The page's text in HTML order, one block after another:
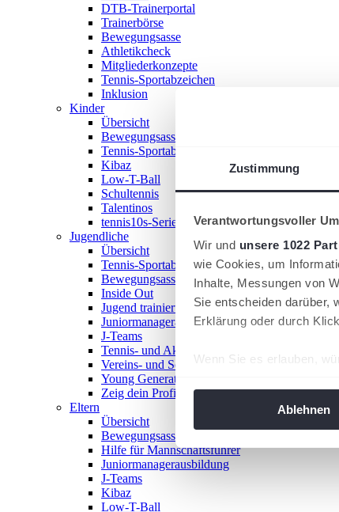
Zustimmung
Verantwortungsvoller
Wir und unsere 1022
wie Cookies, um
Inhalte, Messungen von
Sie entscheiden darüber,
Erklärung oder durch
Wenn Sie es erlauben,
Ablehnen
DTB-Trainerportal
Trainerbörse
Bewegungsasse
Athletikcheck
Mitgliederkonzepte
Tennis-Sportabzeichen
Inklusion
Kinder
Übersicht
Bewegungsasse
Tennis-Sportabzeichen
Kibaz
Low-T-Ball
Schultennis
Talentinos
tennis10s-Serie
Jugendliche
Übersicht
Tennis-Sportabzeichen
Bewegungsasse
Inside Out
Jugend trainiert für Olympia
Juniormanagerausbildung
J-Teams
Tennis- und Aktivwoche
Vereins- und Schulsportassistent Tennis
Young Generation Award
Zeig dein Profil
Eltern
Übersicht
Bewegungsasse
Hilfe für Mannschaftsführer
Juniormanagerausbildung
J-Teams
Kibaz
Low-T-Ball